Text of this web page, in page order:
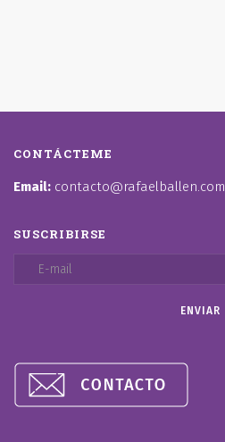
CONTÁCTEME
Email: contacto@rafaelballen.com
SUSCRIBIRSE